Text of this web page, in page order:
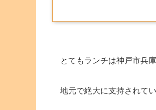
とてもランチは神戸市兵
地元で絶大に支持されて